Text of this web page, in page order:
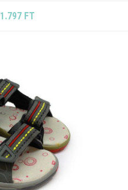
1.797 FT